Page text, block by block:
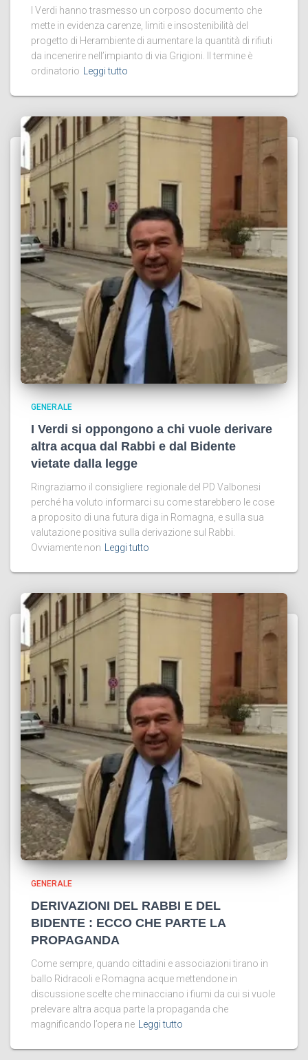
I Verdi hanno trasmesso un corposo documento che
mette in evidenza carenze, limiti e insostenibilità del
progetto di Herambiente di aumentare la quantità di rifiuti
da incenerire nell’impianto di via Grigioni. Il termine è
ordinatorio
Leggi tutto
GENERALE
I Verdi si oppongono a chi vuole derivare
altra acqua dal Rabbi e dal Bidente
vietate dalla legge
Ringraziamo il consigliere regionale del PD Valbonesi
perché ha voluto informarci su come starebbero le cose
a proposito di una futura diga in Romagna, e sulla sua
valutazione positiva sulla derivazione sul Rabbi.
Ovviamente non
Leggi tutto
GENERALE
DERIVAZIONI DEL RABBI E DEL
BIDENTE : ECCO CHE PARTE LA
PROPAGANDA
Come sempre, quando cittadini e associazioni tirano in
ballo Ridracoli e Romagna acque mettendone in
discussione scelte che minacciano i fiumi da cui si vuole
prelevare altra acqua parte la propaganda che
magnificando l’opera ne
Leggi tutto